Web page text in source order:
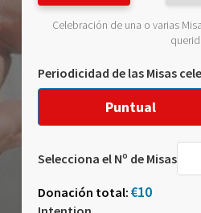
Celebración de una o varias
Periodicidad de las Misas
Puntual
Selecciona el Nº de Misas
Donación total: €10